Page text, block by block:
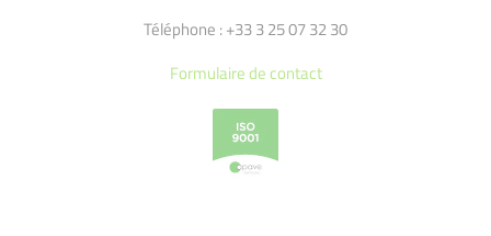
Téléphone : +33 3 25 07 32 30
Formulaire de contact